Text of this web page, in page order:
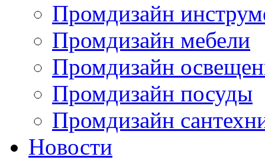
Промдизайн
Промдизайн мебели
Промдизайн
Промдизайн посуды
Промдизайн
Новости